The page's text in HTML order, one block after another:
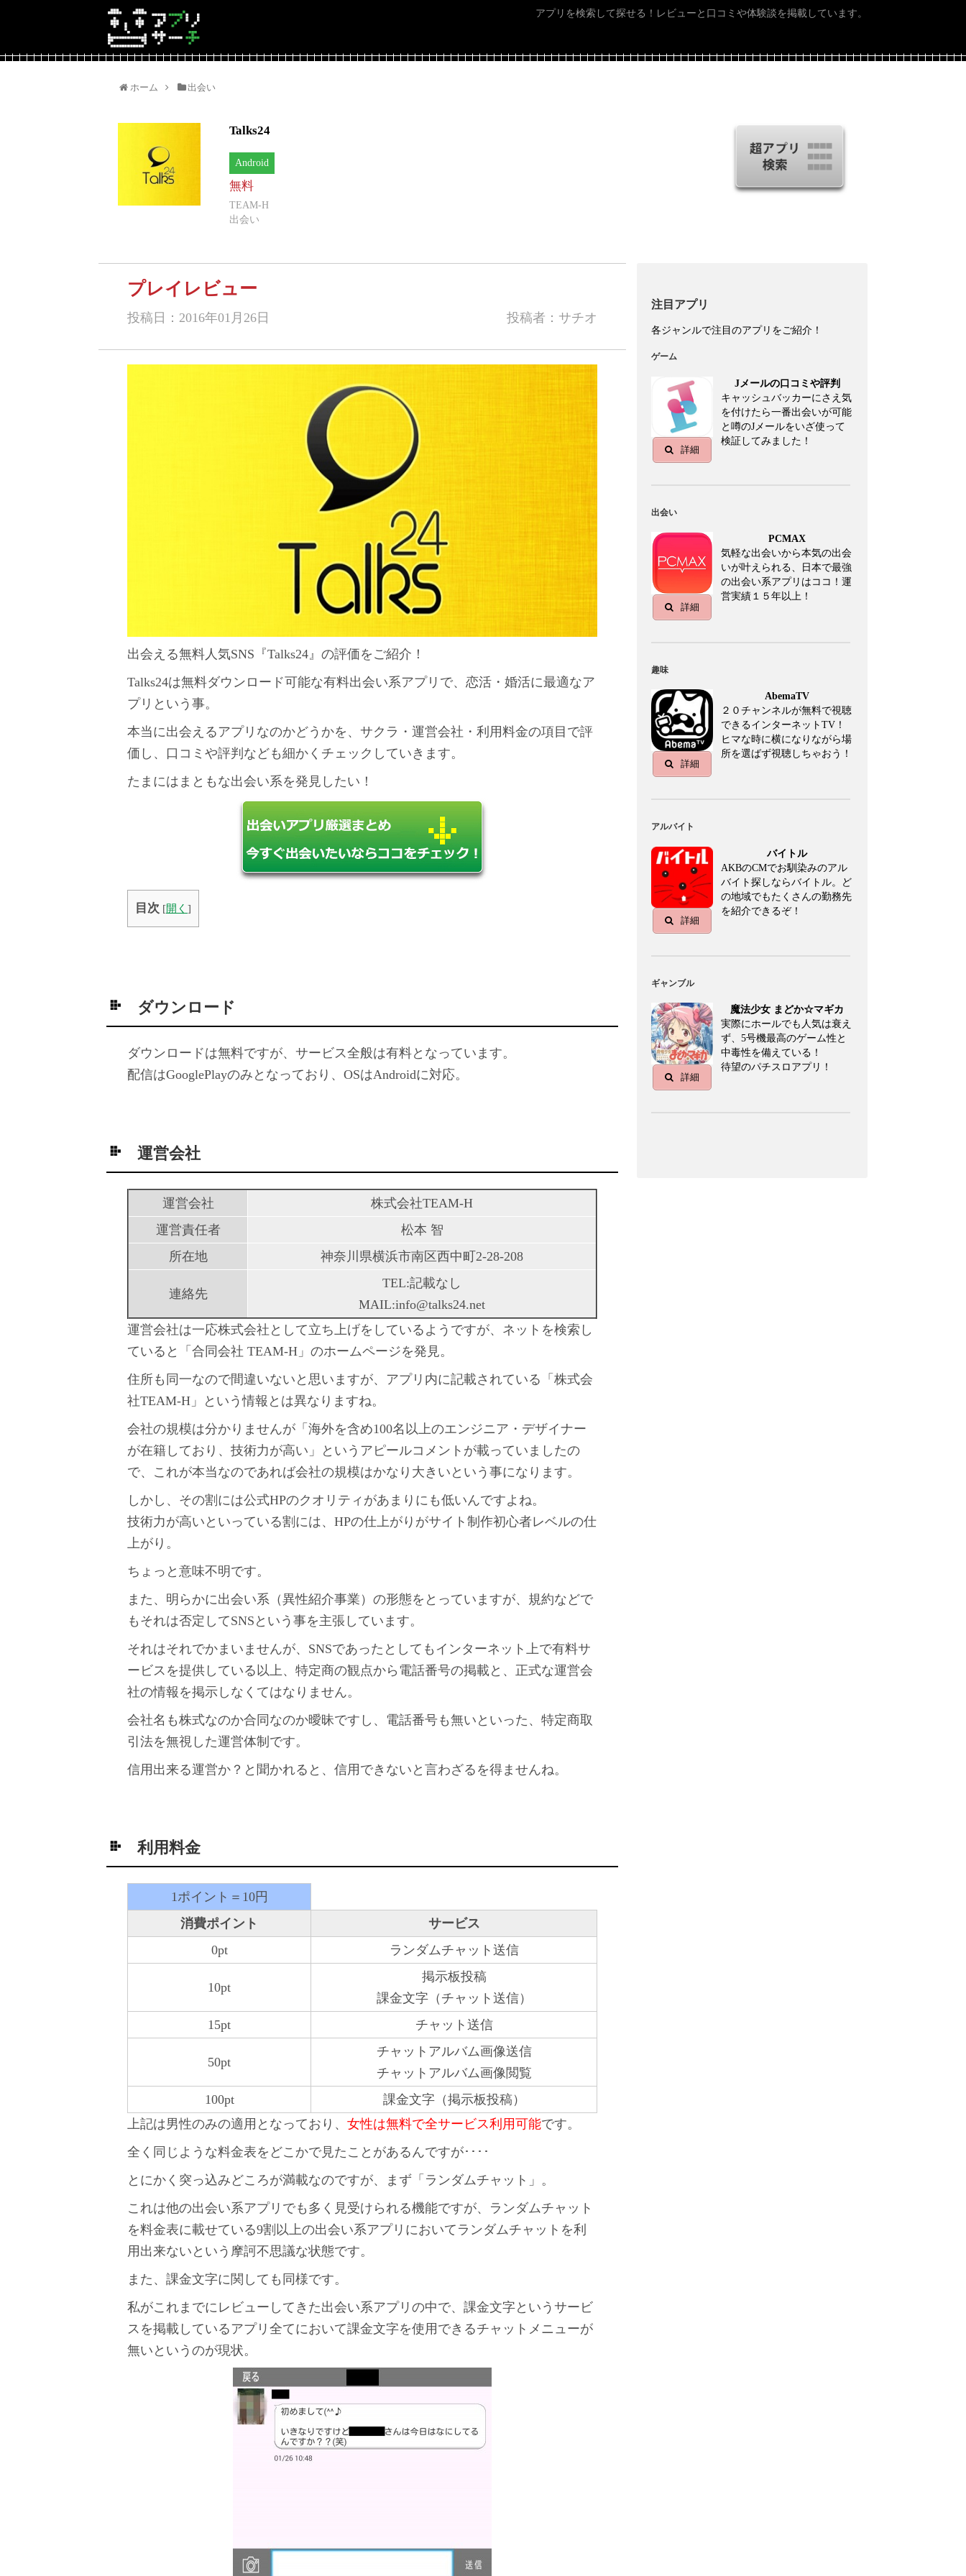
アプリを検索して探せる！レビューと口コミや体験談を掲載しています。
ホーム 出会い
Talks24
Android
無料
TEAM-H
出会い
プレイレビュー
投稿日：2016年01月26日 投稿者：サチオ
出会える無料人気SNS『Talks24』の評価をご紹介！
Talks24は無料ダウンロード可能な有料出会い系アプリで、恋活・婚活に最適なア
プリという事。
本当に出会えるアプリなのかどうかを、サクラ・運営会社・利用料金の項目で評
価し、口コミや評判なども細かくチェックしていきます。
たまにはまともな出会い系を発見したい！
目次 [開く ]
ダウンロード
ダウンロードは無料ですが、サービス全般は有料となっています。
配信はGooglePlayのみとなっており、OSはAndroidに対応。
運営会社
運営会社
株式会社TEAM-H
運営責任者
松本 智
所在地
神奈川県横浜市南区西中町2-28-208
連絡先
TEL:記載なし
MAIL:info@talks24.net
運営会社は一応株式会社として立ち上げをしているようですが、ネットを検索し
ていると「合同会社 TEAM-H」のホームページを発見。
住所も同一なので間違いないと思いますが、アプリ内に記載されている「株式会
社TEAM-H」という情報とは異なりますね。
会社の規模は分かりませんが「海外を含め100名以上のエンジニア・デザイナー
が在籍しており、技術力が高い」というアピールコメントが載っていましたの
で、これが本当なのであれば会社の規模はかなり大きいという事になります。
しかし、その割には公式HPのクオリティがあまりにも低いんですよね。
技術力が高いといっている割には、HPの仕上がりがサイト制作初心者レベルの仕
上がり。
ちょっと意味不明です。
また、明らかに出会い系（異性紹介事業）の形態をとっていますが、規約などで
もそれは否定してSNSという事を主張しています。
それはそれでかまいませんが、SNSであったとしてもインターネット上で有料サ
ービスを提供している以上、特定商の観点から電話番号の掲載と、正式な運営会
社の情報を掲示しなくてはなりません。
会社名も株式なのか合同なのか曖昧ですし、電話番号も無いといった、特定商取
引法を無視した運営体制です。
信用出来る運営か？と聞かれると、信用できないと言わざるを得ませんね。
利用料金
1ポイント＝10円
消費ポイント
サービス
0pt
ランダムチャット送信
10pt
掲示板投稿
課金文字（チャット送信）
15pt
チャット送信
50pt
チャットアルバム画像送信
チャットアルバム画像閲覧
100pt
課金文字（掲示板投稿）
上記は男性のみの適用となっており、 女性は無料で全サービス利用可能です。
全く同じような料金表をどこかで見たことがあるんですが････
とにかく突っ込みどころが満載なのですが、まず「ランダムチャット」。
これは他の出会い系アプリでも多く見受けられる機能ですが、ランダムチャット
を料金表に載せている9割以上の出会い系アプリにおいてランダムチャットを利
用出来ないという摩訶不思議な状態です。
また、課金文字に関しても同様です。
私がこれまでにレビューしてきた出会い系アプリの中で、課金文字というサービ
スを掲載しているアプリ全てにおいて課金文字を使用できるチャットメニューが
無いというのが現状。
注目アプリ
各ジャンルで注目のアプリをご紹介！
ゲーム
詳細
Jメールの口コミや評判
キャッシュバッカーにさえ気
を付けたら一番出会いが可能
と噂のJメールをいざ使って
検証してみました！
出会い
詳細
PCMAX
気軽な出会いから本気の出会
いが叶えられる、日本で最強
の出会い系アプリはココ！運
営実績１５年以上！
趣味
詳細
AbemaTV
２０チャンネルが無料で視聴
できるインターネットTV！
ヒマな時に横になりながら場
所を選ばず視聴しちゃおう！
アルバイト
詳細
バイトル
AKBのCMでお馴染みのアル
バイト探しならバイトル。ど
の地域でもたくさんの勤務先
を紹介できるぞ！
ギャンブル
詳細
魔法少女 まどか☆マギカ
実際にホールでも人気は衰え
ず、5号機最高のゲーム性と
中毒性を備えている！
待望のパチスロアプリ！